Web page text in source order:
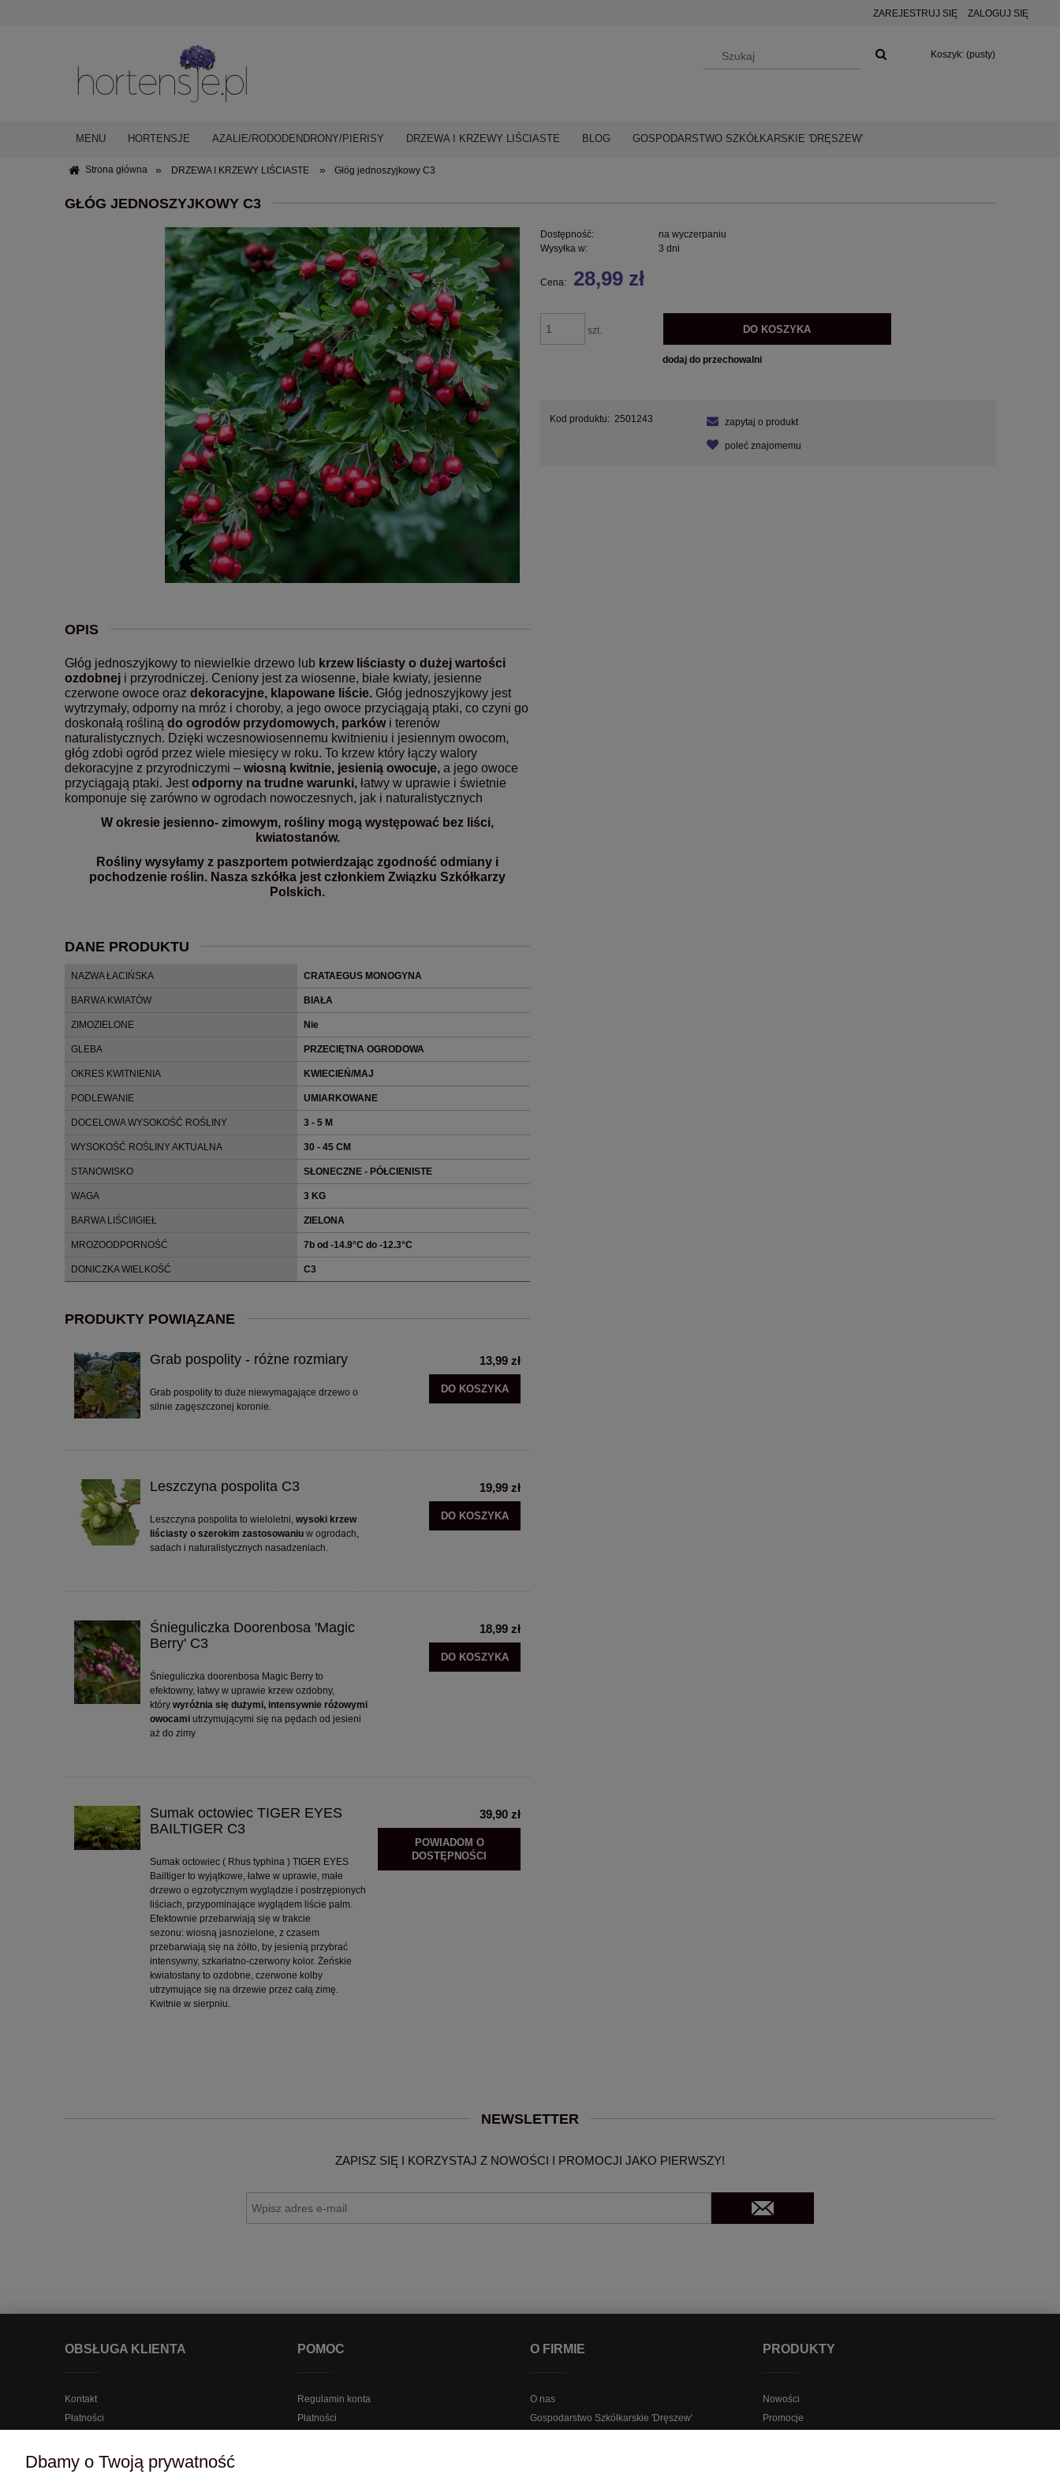
ZAREJESTRUJ SIĘ ZALOGUJ SIĘ
Koszyk: (pusty)
MENU HORTENSJE AZALIE/RODODENDRONY/PIERISY DRZEWA I KRZEWY LIŚCIASTE BLOG GOSPODARSTWO SZKÓŁKARSKIE 'DRĘSZEW'
Strona główna » DRZEWA I KRZEWY LIŚCIASTE » Głóg jednoszyjkowy C3
GŁÓG JEDNOSZYJKOWY C3
Dostępność:
na wyczerpaniu
Wysyłka w:
3 dni
Cena: 28,99 zł
szt. DO KOSZYKA
dodaj do przechowalni
Kod produktu: 2501243 zapytaj o produkt
poleć znajomemu
OPIS
Głóg jednoszyjkowy to niewielkie drzewo lub krzew liściasty o dużej wartości
ozdobnej i przyrodniczej. Ceniony jest za wiosenne, białe kwiaty, jesienne
czerwone owoce oraz dekoracyjne, klapowane liście. Głóg jednoszyjkowy jest
wytrzymały, odporny na mróz i choroby, a jego owoce przyciągają ptaki, co czyni go
doskonałą rośliną do ogrodów przydomowych, parkówi terenów
naturalistycznych. Dzięki wczesnowiosennemu kwitnieniu i jesiennym owocom,
głóg zdobi ogród przez wiele miesięcy w roku. To krzew który łączy walory
dekoracyjne z przyrodniczymi – wiosną kwitnie, jesienią owocuje, a jego owoce
przyciągają ptaki. Jestodporny na trudne warunki, łatwy w uprawie i świetnie
komponuje się zarówno w ogrodach nowoczesnych, jak i naturalistycznych
W okresie jesienno- zimowym, rośliny mogą występować bez liści,
kwiatostanów.
Rośliny wysyłamy z paszportem potwierdzając zgodność odmiany i
pochodzenie roślin. Nasza szkółka jest członkiem Związku Szkółkarzy
Polskich.
DANE PRODUKTU
NAZWA ŁACIŃSKA CRATAEGUS MONOGYNA
BARWA KWIATÓW BIAŁA
ZIMOZIELONE Nie
GLEBA PRZECIĘTNA OGRODOWA
OKRES KWITNIENIA KWIECIEŃ/MAJ
PODLEWANIE UMIARKOWANE
DOCELOWA WYSOKOŚĆ ROŚLINY 3 - 5 M
WYSOKOŚĆ ROŚLINY AKTUALNA 30 - 45 CM
STANOWISKO SŁONECZNE - PÓŁCIENISTE
WAGA 3 KG
BARWA LIŚCI/IGIEŁ ZIELONA
MROZOODPORNOŚĆ 7b od -14.9°C do -12.3°C
DONICZKA WIELKOŚĆ C3
PRODUKTY POWIĄZANE
Grab pospolity - różne rozmiary
Grab pospolity to duże niewymagające drzewo o
silnie zagęszczonej koronie.
13,99 zł
DO KOSZYKA
Leszczyna pospolita C3
Leszczyna pospolita to wieloletni,wysoki krzew
liściasty o szerokim zastosowaniu w ogrodach,
sadach i naturalistycznych nasadzeniach.
19,99 zł
DO KOSZYKA
Śnieguliczka Doorenbosa 'Magic
Berry' C3
Śnieguliczka doorenbosa Magic Berry to
efektowny, łatwy w uprawie krzew ozdobny,
którywyróżnia się dużymi, intensywnie różowymi
owocami utrzymującymi się na pędach od jesieni
aż do zimy
18,99 zł
DO KOSZYKA
Sumak octowiec TIGER EYES
BAILTIGER C3
Sumak octowiec ( Rhus typhina ) TIGER EYES
Bailtiger to wyjątkowe, łatwe w uprawie, małe
drzewo o egzotycznym wyglądzie i postrzępionych
liściach, przypominające wyglądem liście palm.
Efektownie przebarwiają się w trakcie
sezonu: wiosną jasnozielone, z czasem
przebarwiają się na żółto, by jesienią przybrać
intensywny, szkarłatno-czerwony kolor. Żeńskie
kwiatostany to ozdobne, czerwone kolby
utrzymujące się na drzewie przez całą zimę.
Kwitnie w sierpniu.
39,90 zł
POWIADOM O
DOSTĘPNOŚCI
NEWSLETTER
ZAPISZ SIĘ I KORZYSTAJ Z NOWOŚCI I PROMOCJI JAKO PIERWSZY!
OBSŁUGA KLIENTA
Kontakt
Płatności
Reklamacje
POMOC
Regulamin konta
Płatności
O FIRMIE
O nas
Gospodarstwo Szkółkarskie 'Dręszew'
PRODUKTY
Nowości
Promocje
Dbamy o Twoją prywatność